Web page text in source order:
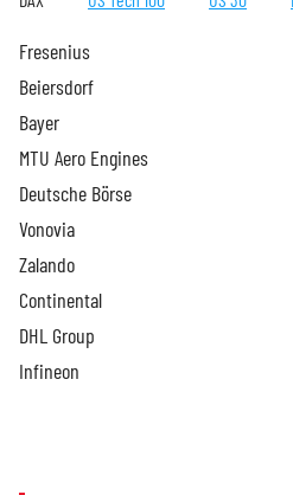
Fresenius
Beiersdorf
Bayer
MTU Aero Engines
Deutsche Börse
Vonovia
Zalando
Continental
DHL Group
Infineon